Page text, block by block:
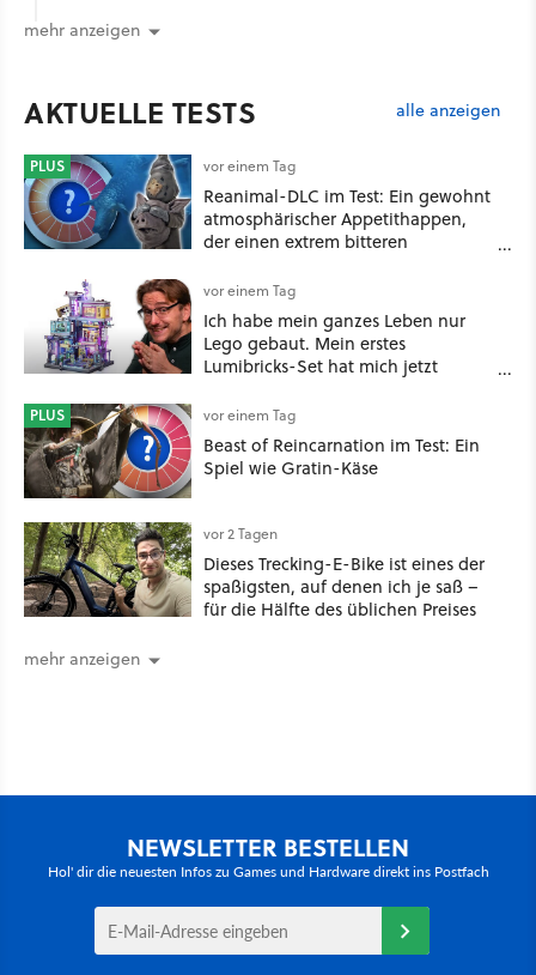
mehr anzeigen
AKTUELLE TESTS alle anzeigen
PLUS vor einem Tag
Reanimal-DLC im Test: Ein gewohnt
atmosphärischer Appetithappen,
der einen extrem bitteren
vor einem Tag
Ich habe mein ganzes Leben nur
Lego gebaut. Mein erstes
Lumibricks-Set hat mich jetzt
Stack im Test
PLUS vor einem Tag
Beast of Reincarnation im Test: Ein
Spiel wie Gratin-Käse
vor 2 Tagen
Dieses Trecking-E-Bike ist eines der
spaßigsten, auf denen ich je saß –
für die Hälfte des üblichen Preises
mehr anzeigen
NEWSLETTER BESTELLEN
Hol' dir die neuesten Infos zu Games und Hardware direkt ins Postfach